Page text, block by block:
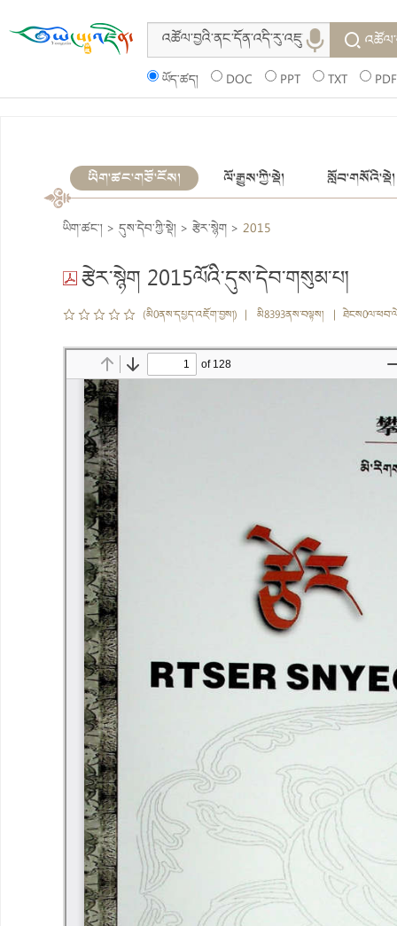
ཡོད་ཚད། DOC PPT TXT PDF
ཡིག་ཚང་གཙོ་ངོས། ལོ་རྒྱུས་ཀྱི་སྡེ། སློབ་གསོའི་སྡེ།
ཡིག་ཚང་། > དུས་དེབ་ཀྱི་སྡེ། > རྩེར་སྙེག > 2015
རྩེར་སྙེག 2015ལོའི་དུས་དེབ་གསུམ་པ།
(མི0ནས་དཔྱད་འཇོག་བྱས།) | མི8393ནས་བལྟས། |